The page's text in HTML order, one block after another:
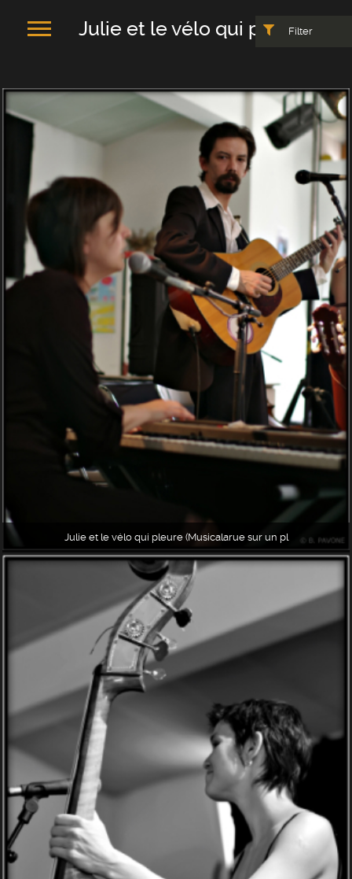
Julie et le vélo qui pleure
Filter
Julie et le vélo qui pleure (Musicalarue sur un pl